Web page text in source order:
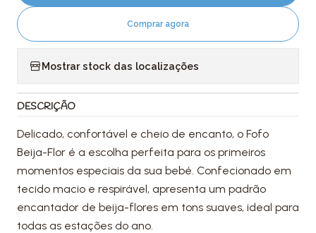
Comprar agora
Mostrar stock das localizações
DESCRIÇÃO
Delicado, confortável e cheio de encanto, o Fofo
Beija-Flor é a escolha perfeita para os primeiros
momentos especiais da sua bebé. Confecionado em
tecido macio e respirável, apresenta um padrão
encantador de beija-flores em tons suaves, ideal para
todas as estações do ano.